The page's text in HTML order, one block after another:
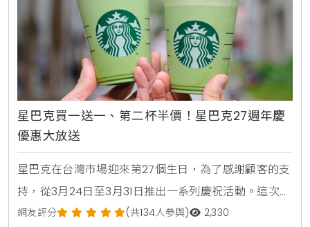
星巴克買一送一、第二杯半價！星巴克27週年慶
優惠大放送
星巴克在台灣市場迎來第27個生日，為了感謝顧客的支
持，從3月24日至3月31日推出一系列慶祝活動。這次的
優惠包括「第二杯半價」、「金星級會員專屬雙倍贈
網友評分 (共134人參與) 2,330